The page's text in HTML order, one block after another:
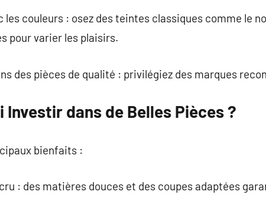
les couleurs : osez des teintes classiques comme le
pour varier les plaisirs.
des pièces de qualité : privilégiez des marques
Investir dans de Belles Pièces ?
bienfaits :
: des matières douces et des coupes adaptées